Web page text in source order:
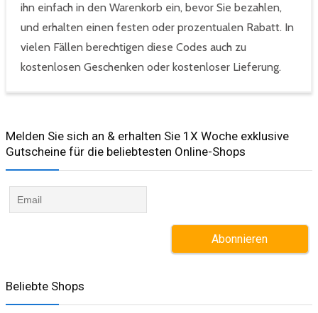
ihn einfach in den Warenkorb ein, bevor Sie bezahlen,
und erhalten einen festen oder prozentualen Rabatt. In
vielen Fällen berechtigen diese Codes auch zu
kostenlosen Geschenken oder kostenloser Lieferung.
Melden Sie sich an & erhalten Sie 1X Woche exklusive
Gutscheine für die beliebtesten Online-Shops​
Beliebte Shops